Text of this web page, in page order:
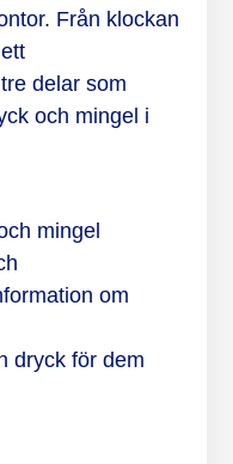
Från klockan
delar som
och mingel i
mingel
om
dryck för dem